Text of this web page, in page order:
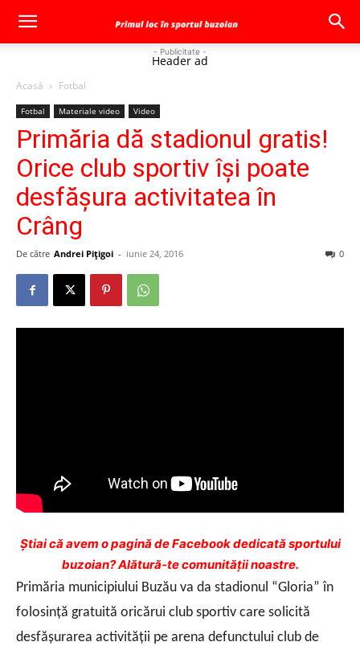
- Publicitate -
Header ad
Acasă Fotbal
Fotbal Materiale video Video
Primăria dă stadionul gratis!
Orice club sportiv îşi poate
desfăşura activitatea în
Crâng
De către Andrei Pițigoi - iunie 24, 2016 0
Ştiai că avem o pagină de Facebook dedicată sportului
buzoian? Alătură-te comunității noastre.
Primăria municipiului Buzău va da stadionul “Gloria” în
folosinţă gratuită oricărui club sportiv care solicită
desfăşurarea activităţii pe arena defunctului club de